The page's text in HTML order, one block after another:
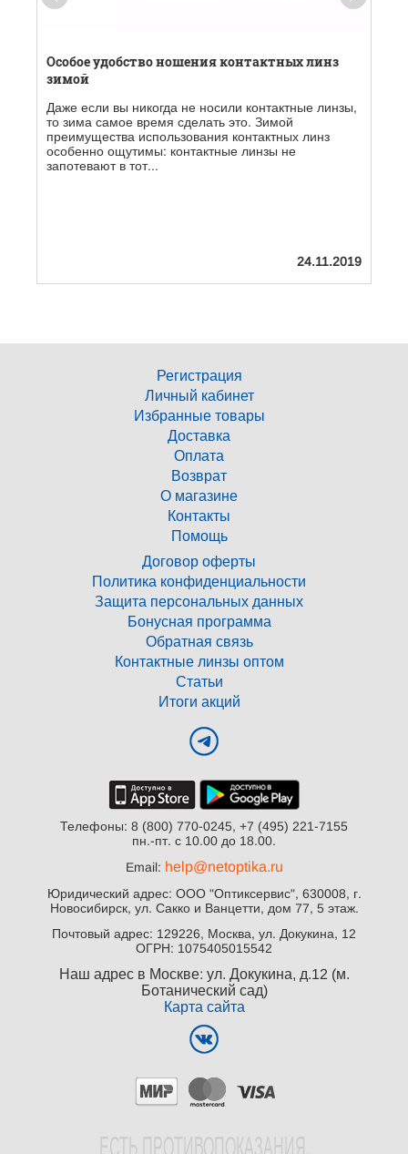
Особое удобство ношения контактных линз
зимой
Даже если вы никогда не носили контактные линзы,
то зима самое время сделать это. Зимой
преимущества использования контактных линз
особенно ощутимы: контактные линзы не
запотевают в тот...
24.11.2019
Регистрация
Личный кабинет
Избранные товары
Доставка
Оплата
Возврат
О магазине
Контакты
Помощь
Договор оферты
Политика конфиденциальности
Защита персональных данных
Бонусная программа
Обратная связь
Контактные линзы оптом
Статьи
Итоги акций
Телефоны: 8 (800) 770-0245, +7 (495) 221-7155
пн.-пт. с 10.00 до 18.00.
Email: help@netoptika.ru
Юридический адрес: ООО "Оптиксервис", 630008, г.
Новосибирск, ул. Сакко и Ванцетти, дом 77, 5 этаж.
Почтовый адрес: 129226, Москва, ул. Докукина, 12
ОГРН: 1075405015542
Наш адрес в Москве: ул. Докукина, д.12 (м.
Ботанический сад)
Карта сайта
EСТЬ ПРОТИВОПОКАЗАНИЯ.